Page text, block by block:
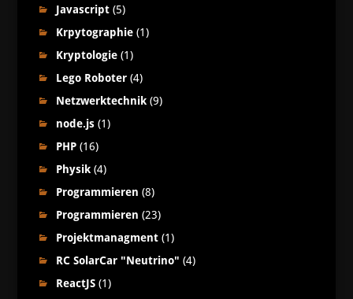
Javascript(5)
Krpytographie(1)
Kryptologie(1)
Lego Roboter(4)
Netzwerktechnik(9)
node.js(1)
PHP(16)
Physik(4)
Programmieren (8)
Programmieren (23)
Projektmanagment(1)
RC SolarCar "Neutrino" (4)
ReactJS(1)